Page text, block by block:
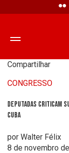
Compartilhar
CONGRESSO
Deputadas criticam
Cuba
por Walter Félix
8 de novembro